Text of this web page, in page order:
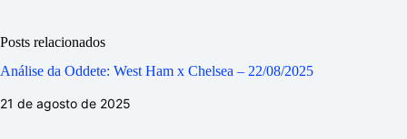
Posts relacionados
Análise da Oddete: West Ham x Chelsea – 22/08/2025
21 de agosto de 2025